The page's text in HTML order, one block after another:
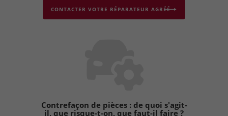
CONTACTER VOTRE RÉPARATEUR AGRÉÉ
Contrefaçon de pièces : de quoi s'agit-
il, que risque-t-on, que faut-il faire ?